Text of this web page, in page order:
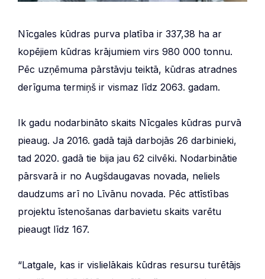
Nīcgales kūdras purva platība ir 337,38 ha ar
kopējiem kūdras krājumiem virs 980 000 tonnu.
Pēc uzņēmuma pārstāvju teiktā, kūdras atradnes
derīguma termiņš ir vismaz līdz 2063. gadam.
Ik gadu nodarbināto skaits Nīcgales kūdras purvā
pieaug. Ja 2016. gadā tajā darbojās 26 darbinieki,
tad 2020. gadā tie bija jau 62 cilvēki. Nodarbinātie
pārsvarā ir no Augšdaugavas novada, neliels
daudzums arī no Līvānu novada. Pēc attīstības
projektu īstenošanas darbavietu skaits varētu
pieaugt līdz 167.
“Latgale, kas ir vislielākais kūdras resursu turētājs